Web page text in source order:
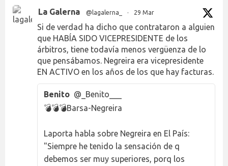
La Galerna @lagalerna_ · 29 Mar
Si de verdad ha dicho que contrataron a alguien
que HABÍA SIDO VICEPRESIDENTE de los
árbitros, tiene todavía menos vergüenza de lo
que pensábamos. Negreira era vicepresidente
EN ACTIVO en los años de los que hay facturas.
Benito @_Benito___
💣💣💣Barsa-Negreira
Laporta habla sobre Negreira en El País:
"Siempre he tenido la sensación de q
debemos ser muy superiores, porq los